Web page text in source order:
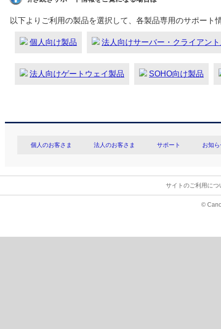
以下よりご利用の製品を選択して、各製品専用のサポート
個人向け製品 法人向けサーバー・クライアン
法人向けゲートウェイ製品 SOHO向け製品
個人のお客さま 法人のお客さま サポート お知
サイトのご利用につ
©